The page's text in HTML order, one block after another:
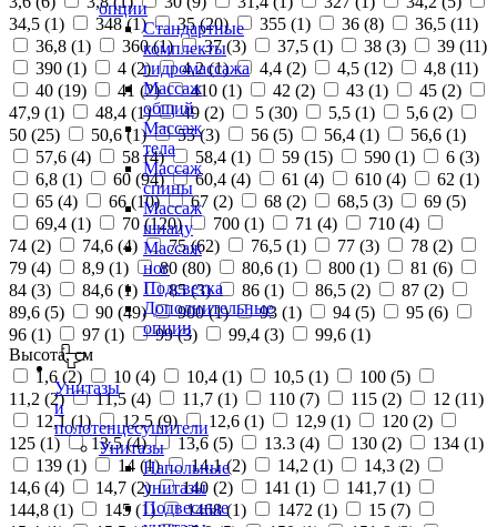
опции
Стандартные
комплекты
гидромассажа
Массаж
общий
Массаж
тела
Массаж
спины
Массаж
шиацу
Массаж
ног
Подсветка
Дополнительные
опции
Унитазы
и
полотенцесушители
Унитазы
Напольные
унитазы
Подвесные
34,5 (1) 348 (1) 35 (20) 355 (1) 36 (8) 36,5 (11)
36,8 (1) 360 (1) 37 (3) 37,5 (1) 38 (3) 39 (11)
390 (1) 4 (2) 4,2 (1) 4,4 (2) 4,5 (12) 4,8 (11)
40 (19) 41 (2) 410 (1) 42 (2) 43 (1) 45 (2)
47,9 (1) 48,4 (1) 49 (2) 5 (30) 5,5 (1) 5,6 (2)
50 (25) 50,6 (1) 55 (3) 56 (5) 56,4 (1) 56,6 (1)
57,6 (4) 58 (4) 58,4 (1) 59 (15) 590 (1) 6 (3)
6,8 (1) 60 (94) 60,4 (4) 61 (4) 610 (4) 62 (1)
65 (4) 66 (10) 67 (2) 68 (2) 68,5 (3) 69 (5)
69,4 (1) 70 (120) 700 (1) 71 (4) 710 (4)
74 (2) 74,6 (4) 75 (62) 76,5 (1) 77 (3) 78 (2)
79 (4) 8,9 (1) 80 (80) 80,6 (1) 800 (1) 81 (6)
84 (3) 84,6 (1) 85 (3) 86 (1) 86,5 (2) 87 (2)
89,6 (5) 90 (49) 900 (1) 93 (1) 94 (5) 95 (6)
96 (1) 97 (1) 99 (3) 99,4 (3) 99,6 (1)
Высота, см
1,6 (2) 10 (4) 10,4 (1) 10,5 (1) 100 (5)
11,2 (2) 11,5 (4) 11,7 (1) 110 (7) 115 (2) 12 (11)
12,1 (1) 12,5 (9) 12,6 (1) 12,9 (1) 120 (2)
125 (1) 13,5 (4) 13,6 (5) 13.3 (4) 130 (2) 134 (1)
139 (1) 14 (1) 14,1 (2) 14,2 (1) 14,3 (2)
14,6 (4) 14,7 (2) 140 (2) 141 (1) 141,7 (1)
144,8 (1) 145 (1) 1468 (1) 1472 (1) 15 (7)